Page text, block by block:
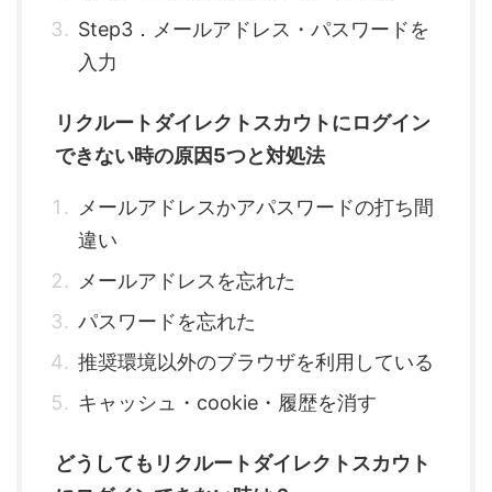
Step3．メールアドレス・パスワードを
入力
リクルートダイレクトスカウトにログイン
できない時の原因5つと対処法
メールアドレスかアパスワードの打ち間
違い
メールアドレスを忘れた
パスワードを忘れた
推奨環境以外のブラウザを利用している
キャッシュ・cookie・履歴を消す
どうしてもリクルートダイレクトスカウト